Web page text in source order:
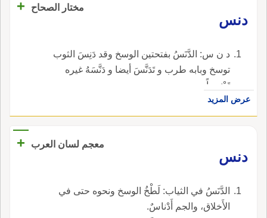
مختار الصحاح
+
دنس
د ن س: الدَّنَسُ بفتحتين الوسخ وقد دَنِسَ الثوب
توسخ وبابه طرب و تَدَنَّسَ أيضا و دَنَّسَهُ غيره
تَدْنِيساً.
عرض المزيد
معجم لسان العرب
+
دنس
الدَّنَسُ في الثياب: لَطْخُ الوسخ ونحوه حتى في
الأَخلاق، والجم أَدْناسٌ.